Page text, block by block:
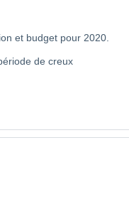
et budget pour 2020.
de creux